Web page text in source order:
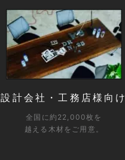
設計会社・工務店様向け
全国に約22,000枚を
越える木材をご用意。